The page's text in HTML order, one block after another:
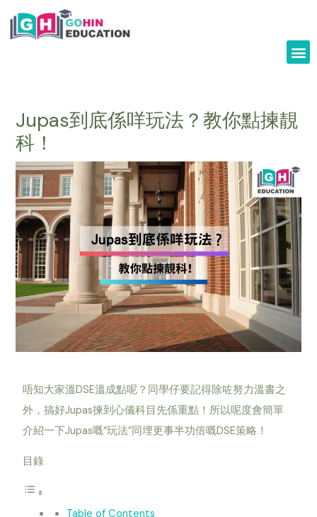
Skip
Jupas到底係咩玩法？教你點揀靚
科！
唔知大家溫DSE溫成點呢？同學仔要記得除咗努力溫書之
外，搞好Jupas揀到心儀科目先係重點！所以呢度會簡單
介紹一下Jupas嘅“玩法”同埋更事半功倍嘅DSE策略！
目錄
Table of Contents